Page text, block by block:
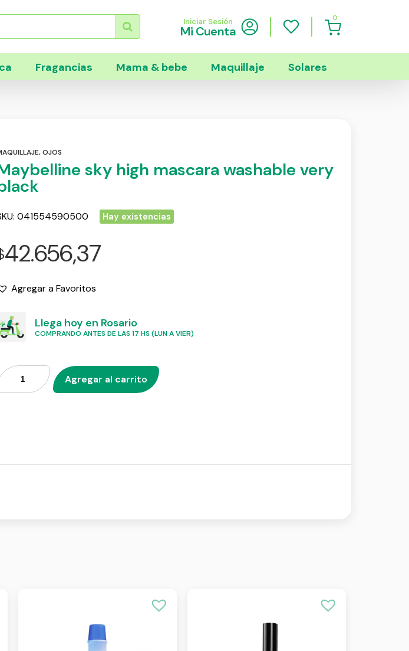
Iniciar Sesión
Mi Cuenta
0
Fragancias Mama & bebe Maquillaje Solares
,OJOS
sky high mascara washable very
041554590500 Hay existencias
42.656,37
Agregar a Favoritos
Llega hoy en Rosario
COMPRANDO ANTES DE LAS 17 HS (LUN A VIER)
Agregar al carrito